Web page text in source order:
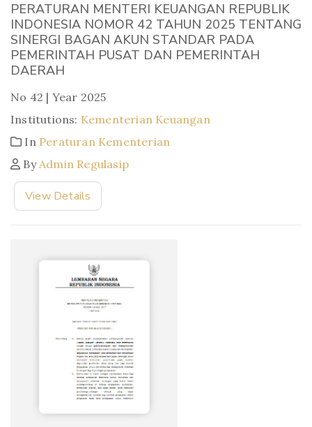
PERATURAN MENTERI KEUANGAN REPUBLIK
INDONESIA NOMOR 42 TAHUN 2025 TENTANG
SINERGI BAGAN AKUN STANDAR PADA
PEMERINTAH PUSAT DAN PEMERINTAH
DAERAH
No 42 | Year 2025
Institutions: Kementerian Keuangan
In Peraturan Kementerian
ByAdmin Regulasip
View Details